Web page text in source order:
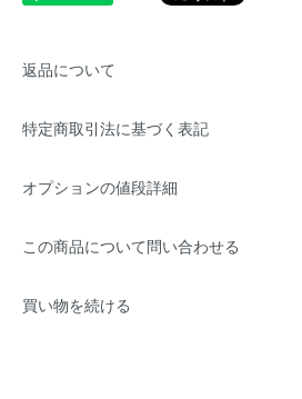
返品について
特定商取引法に基づく表記
オプションの値段詳細
この商品について問い合わせる
買い物を続ける